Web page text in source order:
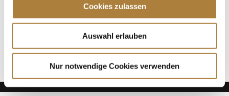
Cookies zulassen
Auswahl erlauben
Nur notwendige Cookies verwenden
Talentpool-Athlet Calvin Böckmann wird U25-
Weltmeister
100. Geburtstag von HGW: Warendorf erinnert an
eine Legende des Pferdesports